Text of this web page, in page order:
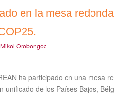
en la mesa
Mikel Orobengoa
ha participado en una mesa
unificado de los Países Bajos,